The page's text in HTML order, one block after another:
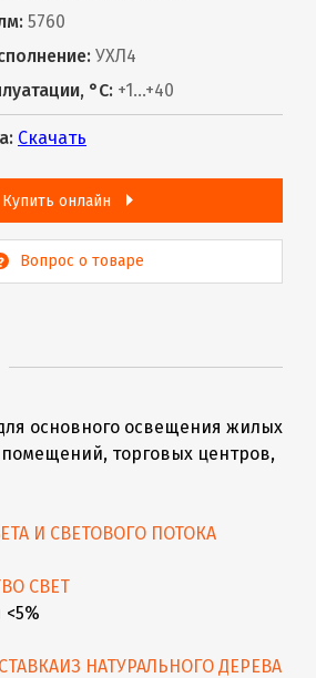
5760
УХЛ4
°С: +1...+40
Скачать
Купить онлайн
Вопрос о товаре
основного освещения жилых
торговых центров,
И СВЕТОВОГО ПОТОКА
СВЕТ
<5%
ИЗ НАТУРАЛЬНОГО ДЕРЕВА